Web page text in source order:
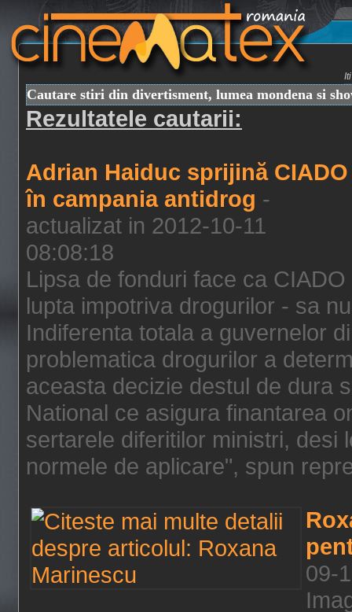
Cautare stiri din divertisment, lumea mondena si
Rezultatele cautarii:
Adrian Haiduc sprijină CIADO
în campania antidrog -
actualizat in 2012-10-11
08:08:18
Lipsa de fonduri face ca
lupta impotriva drogurilor - sa
Indiferenta totala a guvernelor
problematica drogurilor a
aceasta decizie destul de dura
National ce asigura finantarea
sertarele diferitilor ministri, desi
normele de aplicare", spun
09-